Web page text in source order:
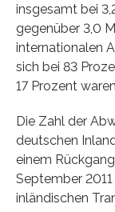
insgesamt bei
gegenüber 3,0
internationalen
sich bei 83
17 Prozent
Die Zahl der
deutschen
einem
September
inländischen